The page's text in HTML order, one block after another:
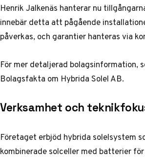
Henrik Jalkenäs hanterar nu
innebär detta att pågående
påverkas, och garantier hanteras via
För mer detaljerad bolagsinformation,
Bolagsfakta om Hybrida Solel AB.
Verksamhet och
Företaget erbjöd hybrida solelsystem
kombinerade solceller med batterier